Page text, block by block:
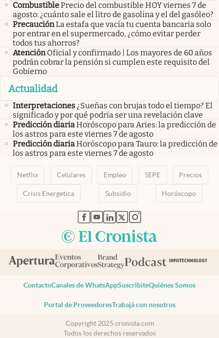
CombustiblePrecio del combustible HOY viernes 7 de
agosto: ¿cuánto sale el litro de gasolina y el del gasóleo?
PrecauciónLa estafa que vacía tu cuenta bancaria solo
por entrar en el supermercado, ¿cómo evitar perder
todos tus ahorros?
Atención Oficial y confirmado | Los mayores de 60 años
podrán cobrar la pensión si cumplen este requisito del
Gobierno
Actualidad
Interpretaciones¿Sueñas con brujas todo el tiempo? El
significado y por qué podría ser una revelación clave
Predicción diariaHoróscopo para Aries: la predicción de
los astros para este viernes 7 de agosto
Predicción diariaHoróscopo para Tauro: la predicción de
los astros para este viernes 7 de agosto
Netflix Celulares Empleo SEPE Precios
Crisis Energetica Subsidio Horóscopo
abre en nueva pestaña
abre en nueva pestaña
abre en nueva pestaña
abre en nueva pestaña
abre en nueva pestaña
ContactoCanales de WhatsAppSuscribiteQuiénes Somos
Portal de ProveedoresTrabajá con nosotros
Copyright 2025 cronista.com
Todos los derechos reservados